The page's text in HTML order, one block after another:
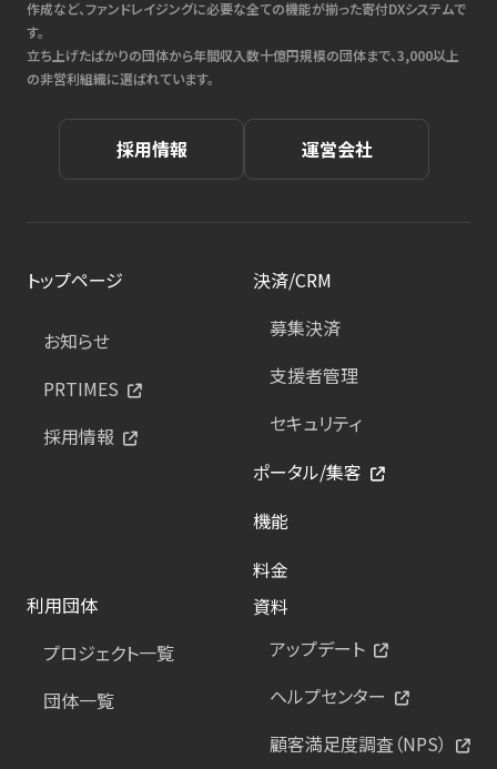
作成など、ファンドレイジングに必要な全ての機能が揃った寄付DXシステムで
す。
立ち上げたばかりの団体から年間収入数十億円規模の団体まで、3,000以上
の非営利組織に選ばれています。
採用情報 運営会社
トップページ
お知らせ
PRTIMES
採用情報
決済/CRM
募集決済
支援者管理
セキュリティ
ポータル/集客
機能
料金
利用団体
プロジェクト一覧
団体一覧
資料
アップデート
ヘルプセンター
顧客満足度調査（NPS）